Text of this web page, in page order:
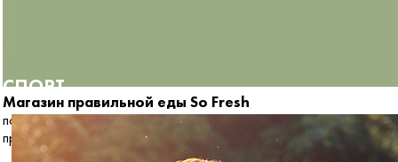
Магазин правильной еды So Fresh
порадует вас широким ассортиментом
продуктов правильного питания!
СПОРТ